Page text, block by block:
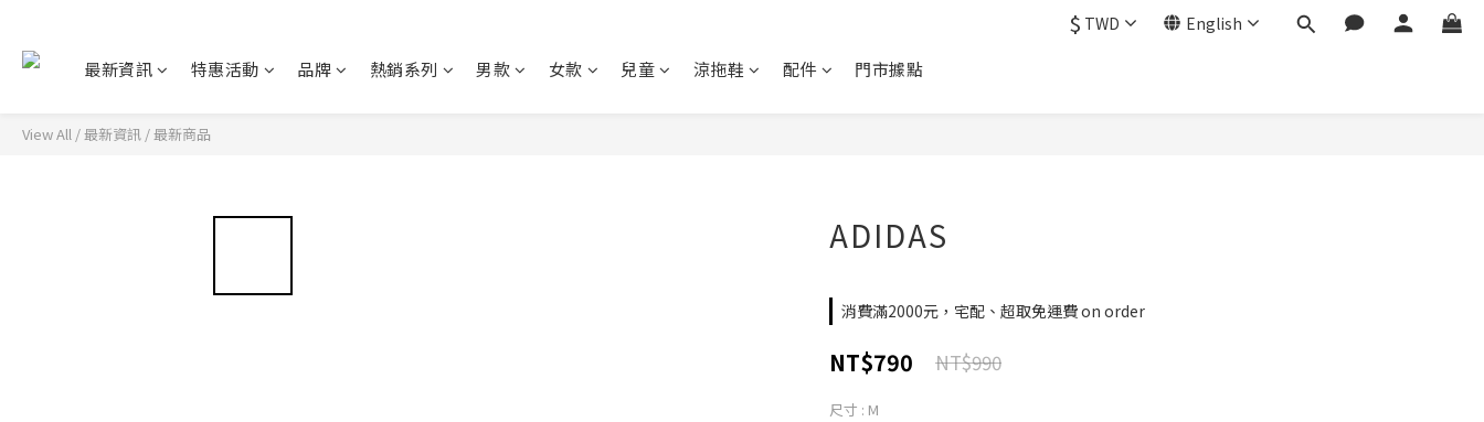
$ TWD English
最新資訊 特惠活動 品牌 熱銷系列 男款 女款 兒童 涼拖鞋 配件 門市據點
View All /最新資訊 /最新商品
ADIDAS
消費滿2000元，宅配、超取免運費 on order
NT$790 NT$990
尺寸 : M